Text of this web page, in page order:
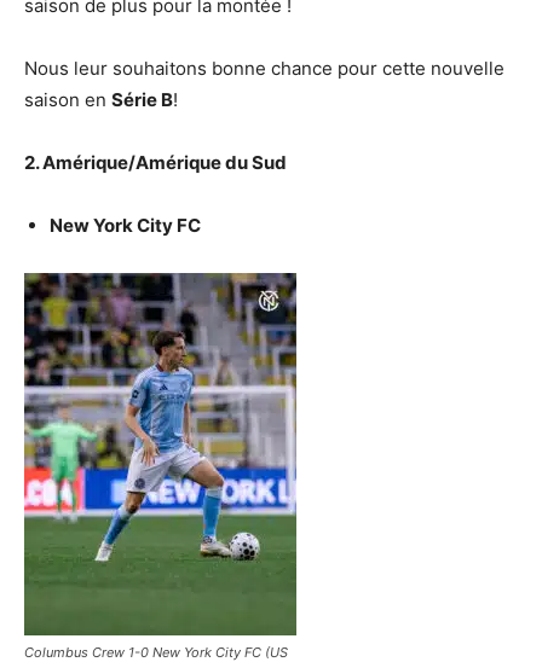
saison de plus pour la montée !
Nous leur souhaitons bonne chance pour cette nouvelle
saison en Série B!
2. Amérique/Amérique du Sud
New York City FC
Columbus Crew 1-0 New York City FC (US